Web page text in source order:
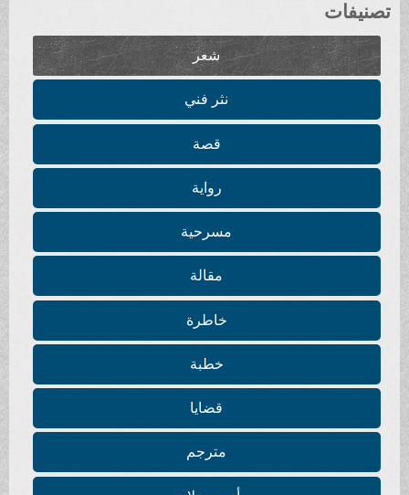
تصنيفات
شعر
نثر فني
قصة
رواية
مسرحية
مقالة
خاطرة
خطبة
قضايا
مترجم